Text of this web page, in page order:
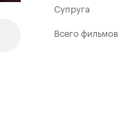
Супруга
Всего фильмов